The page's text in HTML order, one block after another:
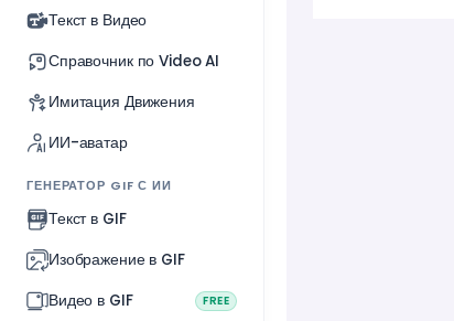
Текст в Видео
Справочник по Video AI
Имитация Движения
ИИ-аватар
ГЕНЕРАТОР GIF С ИИ
Текст в GIF
Изображение в GIF
Видео в GIF
FREE